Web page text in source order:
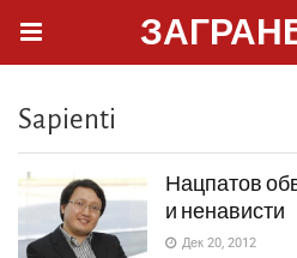
Sapienti
Нацпатов
и ненависти
Дек 20, 2012